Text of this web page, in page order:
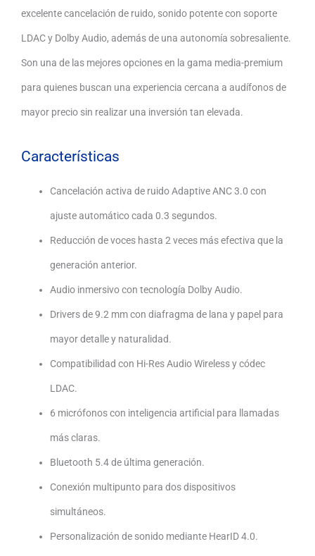
cantidad
excelente cancelación de ruido, sonido potente con soporte
LDAC y Dolby Audio, además de una autonomía sobresaliente.
Son una de las mejores opciones en la gama media-premium
para quienes buscan una experiencia cercana a audífonos de
mayor precio sin realizar una inversión tan elevada.
Características
Cancelación activa de ruido Adaptive ANC 3.0 con
ajuste automático cada 0.3 segundos.
Reducción de voces hasta 2 veces más efectiva que la
generación anterior.
Audio inmersivo con tecnología Dolby Audio.
Drivers de 9.2 mm con diafragma de lana y papel para
mayor detalle y naturalidad.
Compatibilidad con Hi-Res Audio Wireless y códec
LDAC.
6 micrófonos con inteligencia artificial para llamadas
más claras.
Bluetooth 5.4 de última generación.
Conexión multipunto para dos dispositivos
simultáneos.
Personalización de sonido mediante HearID 4.0.